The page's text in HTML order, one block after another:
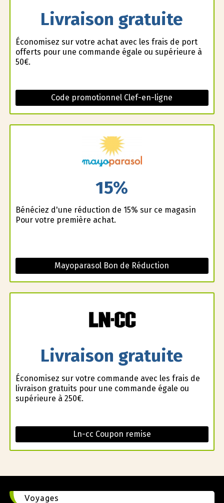
Livraison gratuite
Économisez sur votre achat avec les frais de port
offerts pour une commande égale ou supérieure à
50€.
Code promotionnel Clef-en-ligne
15%
Bénéficiez d'une réduction de 15% sur ce magasin
Pour votre première achat.
Mayoparasol Bon de Réduction
Livraison gratuite
Économisez sur votre commande avec les frais de
livraison gratuits pour une commande égale ou
supérieure à 250€.
Ln-cc Coupon remise
Voyages